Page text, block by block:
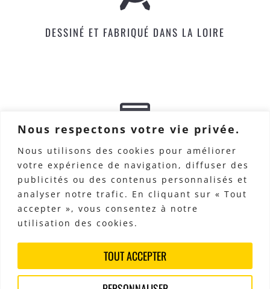
Nous respectons votre vie privée.
Nous utilisons des cookies pour améliorer
votre expérience de navigation, diffuser des
publicités ou des contenus personnalisés et
analyser notre trafic. En cliquant sur « Tout
accepter », vous consentez à notre
utilisation des cookies.
TOUT ACCEPTER
DESSINÉ ET FABRIQUÉ DANS LA LOIRE
PAIEMENT SÉCURISÉ
DÉLAI RESPECTÉ